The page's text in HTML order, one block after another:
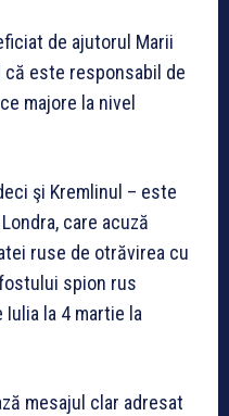
de ajutorul Marii
că este responsabil de
majore la nivel
şi Kremlinul – este
care acuză
ruse de otrăvirea cu
spion rus
la 4 martie la
mesajul clar adresat